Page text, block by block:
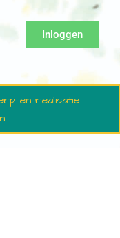
Inloggen
en realisatie